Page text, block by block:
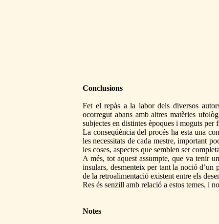
Conclusions
Fet el repàs a la labor dels diversos
ocorregut abans amb altres matèries
subjectes en distintes èpoques i moguts per
La conseqüència del procés ha esta una
les necessitats de cada mestre, important
les coses, aspectes que semblen ser
A més, tot aquest assumpte, que va tenir
insulars, desmenteix per tant la noció
de la retroalimentació existent entre els
Res és senzill amb relació a estos temes, i
Notes